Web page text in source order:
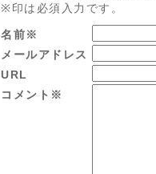
※印は必須入力です。
名前※
メールアドレス
URL
コメント※